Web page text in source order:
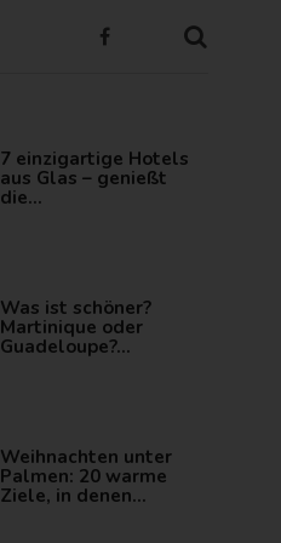
7 einzigartige Hotels
aus Glas – genießt
die…
Was ist schöner?
Martinique oder
Guadeloupe?…
Weihnachten unter
Palmen: 20 warme
Ziele, in denen…